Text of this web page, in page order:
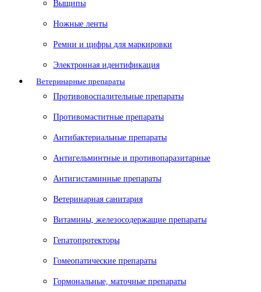
Выщипы
Ножные ленты
Ремни и цифры для маркировки
Электронная идентификация
Ветеринарные препараты
Противовоспалительные препараты
Противомаститные препараты
Антибактериальные препараты
Антигельминтные и противопаразитарные
Антигистаминные препараты
Ветеринарная санитария
Витамины, железосодержащие препараты
Гепатопротекторы
Гомеопатические препараты
Гормональные, маточные препараты